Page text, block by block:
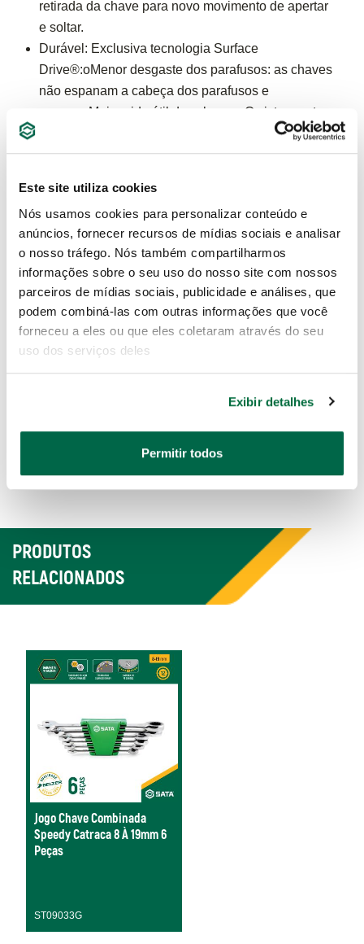
Este site utiliza cookies
Nós usamos cookies para personalizar conteúdo e
anúncios, fornecer recursos de mídias sociais e analisar
o nosso tráfego. Nós também compartilharmos
informações sobre o seu uso do nosso site com nossos
parceiros de mídias sociais, publicidade e análises, que
podem combiná-las com outras informações que você
forneceu a eles ou que eles coletaram através do seu
uso dos serviços deles
Exibir detalhes
Permitir todos
retirada da chave para novo movimento de apertar
e soltar.
Durável: Exclusiva tecnologia Surface
Drive®:oMenor desgaste dos parafusos: as chaves
não espanam a cabeça dos parafusos e
porcas.oMaior vida útil das chaves: O sistema atua
na superfície plana dos parafusos evitando a
deformação prematura do perfil estriado da catraca
força entre a chave e o parafuso.
Identificação Rápida: Medidas estampadas em
baixo relevo facilitando a identificação da
ferramenta.oPossui seta indicativa que evita a
necessidade de se testar a direção do movimento.
Qualidade: Fabricado em aço Cromo-Vanádio para
maior resistência e durabilidade.oAcabamento
cromado 100% polido, facilitando a limpeza da
PRODUTOS
RELACIONADOS
Jogo Chave Combinada
Speedy Catraca 8 À 19mm 6
Peças
ST09033G